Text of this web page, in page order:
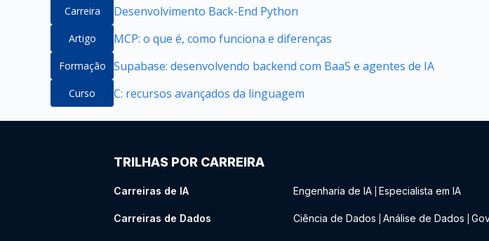
Carreira Desenvolvimento Back-End Python
Artigo MCP: o que é, como funciona e diferenças
Formação Supabase: desenvolvendo backend com BaaS e agentes de IA
Curso C: recursos avançados da linguagem
TRILHAS POR CARREIRA
Carreiras de IA Engenharia de IA Especialista em IA
Carreiras de Dados Ciência de Dados Análise de Dados